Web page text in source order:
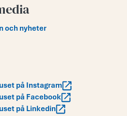
och nyheter
på Instagram
på Facebook
på Linkedin